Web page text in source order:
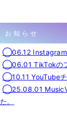
お知らせ
◯06.12 Instagram
◯06.01 TikTokのフ
◯10.11 YouTubeチ
◯25.08.01
た。